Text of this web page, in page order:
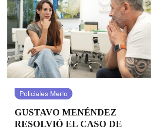
Policiales Merlo
GUSTAVO MENÉNDEZ
RESOLVIÓ EL CASO DE